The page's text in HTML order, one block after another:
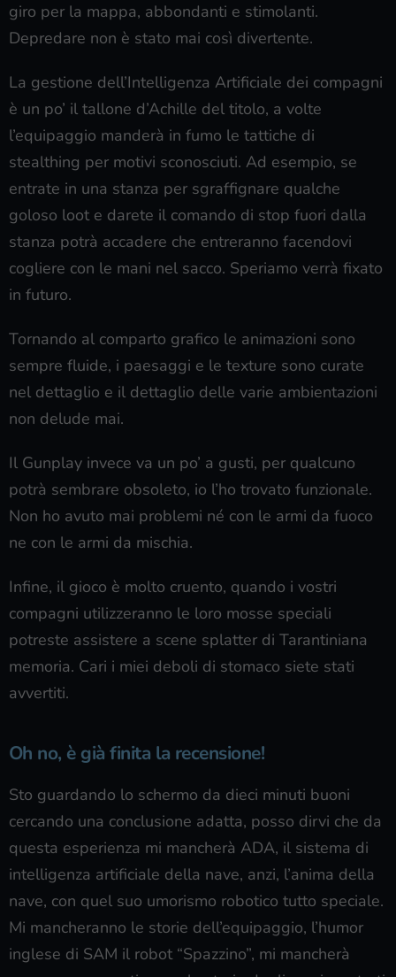
giro per la mappa, abbondanti e stimolanti.
Depredare non è stato mai così divertente.
La gestione dell’Intelligenza Artificiale dei compagni
è un po’ il tallone d’Achille del titolo, a volte
l’equipaggio manderà in fumo le tattiche di
stealthing per motivi sconosciuti. Ad esempio, se
entrate in una stanza per sgraffignare qualche
goloso loot e darete il comando di stop fuori dalla
stanza potrà accadere che entreranno facendovi
cogliere con le mani nel sacco. Speriamo verrà fixato
in futuro.
Tornando al comparto grafico le animazioni sono
sempre fluide, i paesaggi e le texture sono curate
nel dettaglio e il dettaglio delle varie ambientazioni
non delude mai.
Il Gunplay invece va un po’ a gusti, per qualcuno
potrà sembrare obsoleto, io l’ho trovato funzionale.
Non ho avuto mai problemi né con le armi da fuoco
ne con le armi da mischia.
Infine, il gioco è molto cruento, quando i vostri
compagni utilizzeranno le loro mosse speciali
potreste assistere a scene splatter di Tarantiniana
memoria. Cari i miei deboli di stomaco siete stati
avvertiti.
Oh no, è già finita la recensione!
Sto guardando lo schermo da dieci minuti buoni
cercando una conclusione adatta, posso dirvi che da
questa esperienza mi mancherà ADA, il sistema di
intelligenza artificiale della nave, anzi, l’anima della
nave, con quel suo umorismo robotico tutto speciale.
Mi mancheranno le storie dell’equipaggio, l’humor
inglese di SAM il robot “Spazzino”, mi mancherà